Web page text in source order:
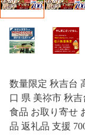
数量限定 秋吉台 高原
口 県 美祢市 秋
食品 お取り寄せ
品 返礼品 支援